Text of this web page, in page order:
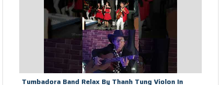
Tumbadora Band Relax By Thanh Tung Violon In